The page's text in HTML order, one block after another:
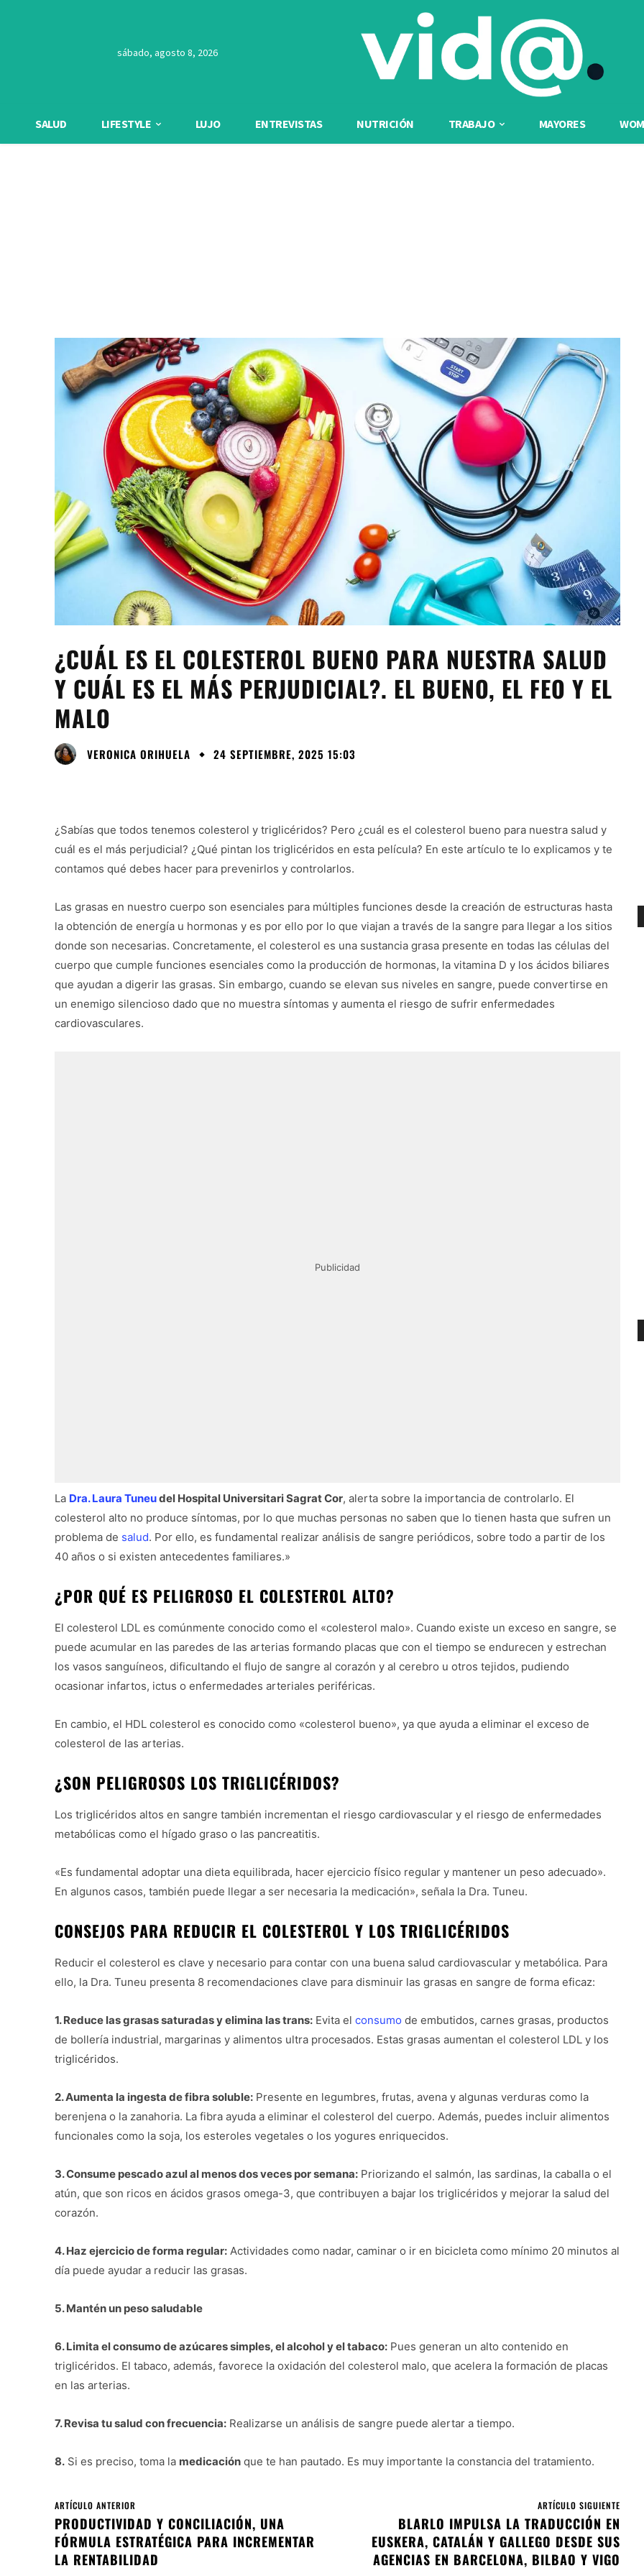
sábado, agosto 8, 2026
SALUD LIFESTYLE LUJO ENTREVISTAS NUTRICIÓN TRABAJO MAYORES
¿CUÁL ES EL COLESTEROL BUENO PARA NUESTRA SALUD
Y CUÁL ES EL MÁS PERJUDICIAL?. EL BUENO, EL FEO Y EL
MALO
VERONICA ORIHUELA 24 SEPTIEMBRE, 2025 15:03
¿Sabías que todos tenemos colesterol y triglicéridos? Pero ¿cuál es el colesterol bueno para nuestra salud y
cuál es el más perjudicial? ¿Qué pintan los triglicéridos en esta película? En este artículo te lo explicamos y te
contamos qué debes hacer para prevenirlos y controlarlos.
Las grasas en nuestro cuerpo son esenciales para múltiples funciones desde la creación de estructuras hasta
la obtención de energía u hormonas y es por ello por lo que viajan a través de la sangre para llegar a los sitios
donde son necesarias. Concretamente, el colesterol es una sustancia grasa presente en todas las células del
cuerpo que cumple funciones esenciales como la producción de hormonas, la vitamina D y los ácidos biliares
que ayudan a digerir las grasas. Sin embargo, cuando se elevan sus niveles en sangre, puede convertirse en
un enemigo silencioso dado que no muestra síntomas y aumenta el riesgo de sufrir enfermedades
cardiovasculares.
Publicidad
La Dra. Laura Tuneudel Hospital Universitari Sagrat Cor, alerta sobre la importancia de controlarlo. El
colesterol alto no produce síntomas, por lo que muchas personas no saben que lo tienen hasta que sufren un
problema de salud. Por ello, es fundamental realizar análisis de sangre periódicos, sobre todo a partir de los
40 años o si existen antecedentes familiares.»
¿POR QUÉ ES PELIGROSO EL COLESTEROL ALTO?
El colesterol LDL es comúnmente conocido como el «colesterol malo». Cuando existe un exceso en sangre, se
puede acumular en las paredes de las arterias formando placas que con el tiempo se endurecen y estrechan
los vasos sanguíneos, dificultando el flujo de sangre al corazón y al cerebro u otros tejidos, pudiendo
ocasionar infartos, ictus o enfermedades arteriales periféricas.
En cambio, el HDL colesterol es conocido como «colesterol bueno», ya que ayuda a eliminar el exceso de
colesterol de las arterias.
¿SON PELIGROSOS LOS TRIGLICÉRIDOS?
Los triglicéridos altos en sangre también incrementan el riesgo cardiovascular y el riesgo de enfermedades
metabólicas como el hígado graso o las pancreatitis.
«Es fundamental adoptar una dieta equilibrada, hacer ejercicio físico regular y mantener un peso adecuado».
En algunos casos, también puede llegar a ser necesaria la medicación», señala la Dra. Tuneu.
CONSEJOS PARA REDUCIR EL COLESTEROL Y LOS TRIGLICÉRIDOS
Reducir el colesterol es clave y necesario para contar con una buena salud cardiovascular y metabólica. Para
ello, la Dra. Tuneu presenta 8 recomendaciones clave para disminuir las grasas en sangre de forma eficaz:
1. Reduce las grasas saturadas y elimina las trans: Evita el consumo de embutidos, carnes grasas, productos
de bollería industrial, margarinas y alimentos ultra procesados. Estas grasas aumentan el colesterol LDL y los
triglicéridos.
2. Aumenta la ingesta de fibra soluble: Presente en legumbres, frutas, avena y algunas verduras como la
berenjena o la zanahoria. La fibra ayuda a eliminar el colesterol del cuerpo. Además, puedes incluir alimentos
funcionales como la soja, los esteroles vegetales o los yogures enriquecidos.
3. Consume pescado azul al menos dos veces por semana: Priorizando el salmón, las sardinas, la caballa o el
atún, que son ricos en ácidos grasos omega-3, que contribuyen a bajar los triglicéridos y mejorar la salud del
corazón.
4. Haz ejercicio de forma regular: Actividades como nadar, caminar o ir en bicicleta como mínimo 20 minutos al
día puede ayudar a reducir las grasas.
5. Mantén un peso saludable
6. Limita el consumo de azúcares simples, el alcohol y el tabaco: Pues generan un alto contenido en
triglicéridos. El tabaco, además, favorece la oxidación del colesterol malo, que acelera la formación de placas
en las arterias.
7. Revisa tu salud con frecuencia: Realizarse un análisis de sangre puede alertar a tiempo.
8. Si es preciso, toma la medicación que te han pautado. Es muy importante la constancia del tratamiento.
ARTÍCULO ANTERIOR
PRODUCTIVIDAD Y CONCILIACIÓN, UNA
FÓRMULA ESTRATÉGICA PARA INCREMENTAR
LA RENTABILIDAD
ARTÍCULO SIGUIENTE
BLARLO IMPULSA LA TRADUCCIÓN EN
EUSKERA, CATALÁN Y GALLEGO DESDE SUS
AGENCIAS EN BARCELONA, BILBAO Y VIGO